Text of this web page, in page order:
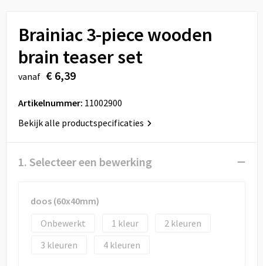
Veiligheid, Auto en Fiets
Vrije tijd en Strand
Aanstekers
Rugzakken
Schoenentassen
Sporttassen
Autotassen
Brainiac 3-piece wooden
brain teaser set
vanaf € 6,39
Artikelnummer: 11002900
Bekijk alle productspecificaties
1. Selecteer een bewerking
doos (60x40mm)
Onbewerkt
1
2
3
4